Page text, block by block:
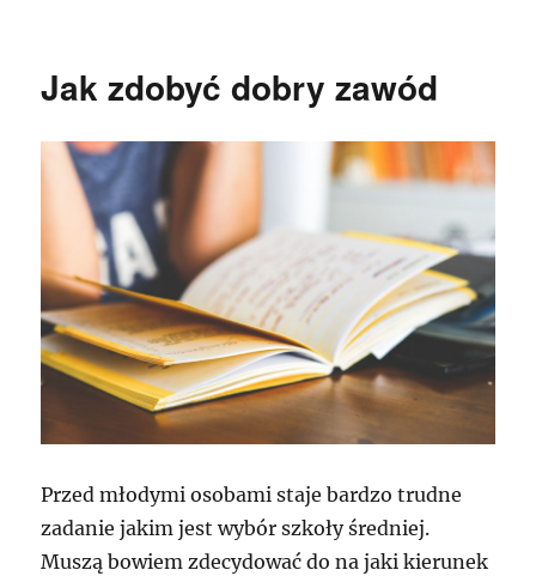
ogrodzenia
Jak zdobyć dobry zawód
Przed młodymi osobami staje bardzo trudne
zadanie jakim jest wybór szkoły średniej.
Muszą bowiem zdecydować do na jaki kierunek